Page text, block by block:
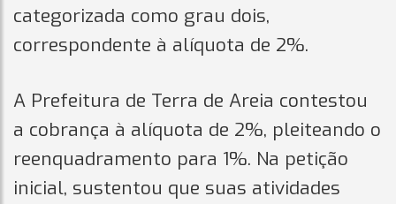
categorizada como grau dois,
correspondente à alíquota de 2%.
A Prefeitura de Terra de Areia contestou
a cobrança à alíquota de 2%, pleiteando o
reenquadramento para 1%. Na petição
inicial, sustentou que suas atividades